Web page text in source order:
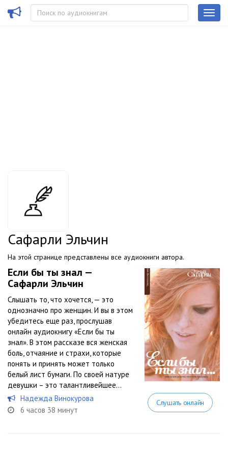
Сафарли Эльчин
На этой странице представлены все аудиокниги автора.
Если бы ты знал —
Сафарли Эльчин
Слышать то, что хочется, — это
однозначно про женщин. И вы в этом
убедитесь еще раз, прослушав
онлайн аудиокнигу «Если бы ты
знал». В этом рассказе вся женская
боль, отчаяние и страхи, которые
понять и принять может только
белый лист бумаги. По своей натуре
девушки – это талантливейшее...
Надежда Винокурова
6 часов 38 минут
Слушать онлайн